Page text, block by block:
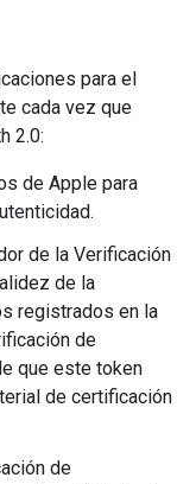
para el
cada vez que
2.0:
de Apple para
de la Verificación
de la
registrados en la
de
que este token
de certificación
de